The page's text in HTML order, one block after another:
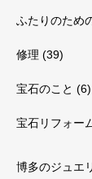
ふたりのため
修理 (39)
宝石のこと (6)
宝石リフォー
博多のジュエ